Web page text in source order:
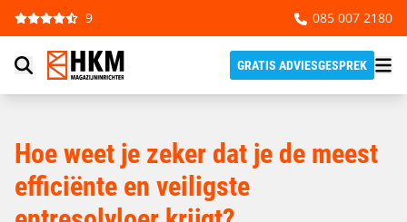
Ga naar de inhoud
9 085 007 2180
GRATIS ADVIESGESPREK
ENTRESOLVLOER
Totaal Ontzorgt | 15 Jaar Garantie | Scherpe
Prijs | Nieuw en Gebruikt
Hoe weet je zeker dat je de meest
efficiënte en veiligste